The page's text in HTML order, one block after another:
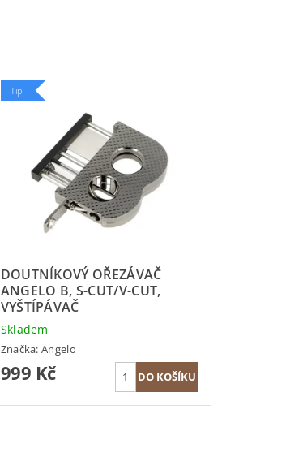
Tip
DOUTNÍKOVÝ OŘEZÁVAČ
ANGELO B, S-CUT/V-CUT,
VYŠTÍPÁVAČ
Skladem
Značka:Angelo
999 Kč